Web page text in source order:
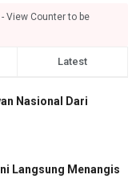
View Counter to be
Latest
Nasional Dari
Langsung Menangis